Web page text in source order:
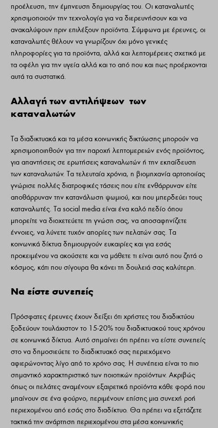
προέλευση, την έμπνευση δημιουργίας του. Οι καταναλωτές
χρησιμοποιούν την τεχνολογία για να διερευνήσουν και να
ανακαλύψουν πριν επιλέξουν προϊόντα. Σύμφωνα με έρευνες, οι
καταναλωτές θέλουν να γνωρίζουν όχι μόνο γενικές
πληροφορίες για τα προϊόντα, αλλά και λεπτομέρειες σχετικά με
τα οφέλη για την υγεία αλλά και το από που και πως προέρχονται
αυτά τα συστατικά.
Αλλαγή των αντιλήψεων των
καταναλωτών
Τα διαδικτυακά και τα μέσα κοινωνικής δικτύωσης μπορούν να
χρησιμοποιηθούν για την παροχή λεπτομερειών ενός προϊόντος,
για απαντήσεις σε ερωτήσεις καταναλωτών ή την εκπαίδευση
των καταναλωτών. Τα τελευταία χρόνια, η βιομηχανία αρτοποιίας
γνώρισε πολλές διατροφικές τάσεις που είτε ενθάρρυναν είτε
αποθάρρυναν την κατανάλωση ψωμιού, και που μπερδεύει τους
καταναλωτές. Τα social media είναι ένα καλό πεδίο όπου
μπορείτε να διοχετεύετε τη γνώση σας, να αποσαφηνίζετε
έννοιες, να λύνετε τυχόν απορίες των πελατών σας. Τα
κοινωνικά δίκτυα δημιουργούν ευκαιρίες και για εσάς
προκειμένου να ακούσετε και να μάθετε τι είναι αυτό που ζητά ο
κόσμος, κάτι που σίγουρα θα κάνει τη δουλειά σας καλύτερη.
Να είστε συνεπείς
Πρόσφατες έρευνες έχουν δείξει ότι χρήστες του διαδικτύου
ξοδεύουν τουλάχιστον το 15-20% του διαδικτυακού τους χρόνου
σε κοινωνικά δίκτυα. Αυτό σημαίνει ότι πρέπει να είστε συνεπείς
στο να δημοσιεύετε το διαδικτυακό σας περιεχόμενο
αφιερώνοντας λίγο από το χρόνο σας. Η συνέπεια είναι το πιο
σημαντικό χαρακτηριστικό των ποιοτικών προϊόντων. Ακριβώς
όπως οι πελάτες αναμένουν εξαιρετικά προϊόντα κάθε φορά που
μπαίνουν σε ένα φούρνο, περιμένουν επίσης μια συνεχή ροή
περιεχομένου από εσάς στο διαδίκτυο. Θα πρέπει να εξετάζετε
τακτικά την ανάρτηση περιεχομένου στα μέσα κοινωνικής